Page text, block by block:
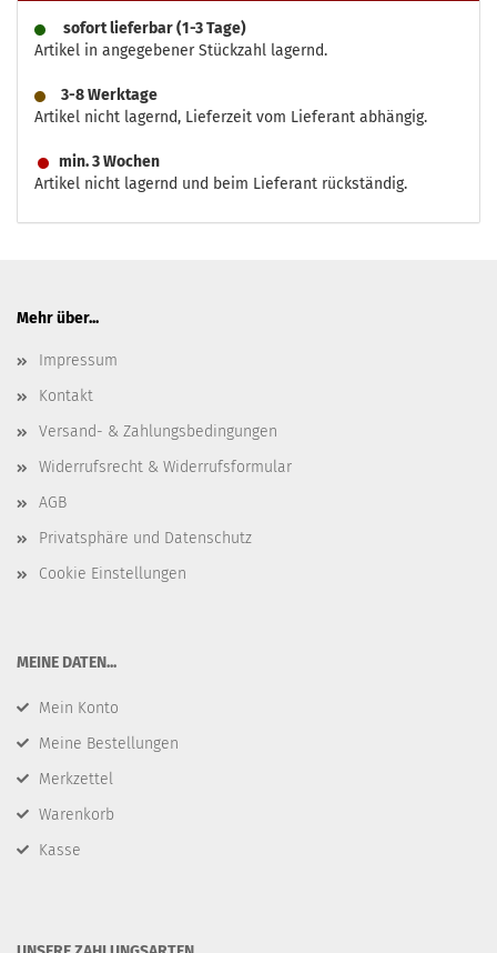
sofort lieferbar (1-3 Tage)
Artikel in angegebener Stückzahl lagernd.
3-8 Werktage
Artikel nicht lagernd, Lieferzeit vom Lieferant abhängig.
min. 3 Wochen
Artikel nicht lagernd und beim Lieferant rückständig.
Mehr über...
Impressum
Kontakt
Versand- & Zahlungsbedingungen
Widerrufsrecht & Widerrufsformular
AGB
Privatsphäre und Datenschutz
Cookie Einstellungen
​MEINE DATEN...
Mein Konto
Meine Bestellungen
Merkzettel
Warenkorb
Kasse